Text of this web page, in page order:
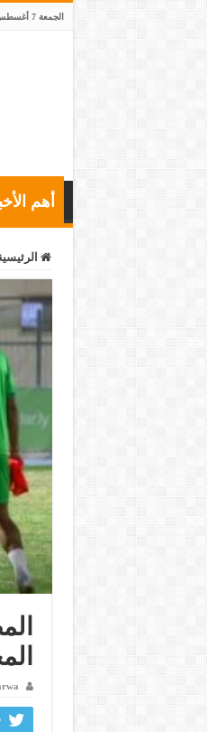
الجمعة 7 أغسطس 2026
أهم